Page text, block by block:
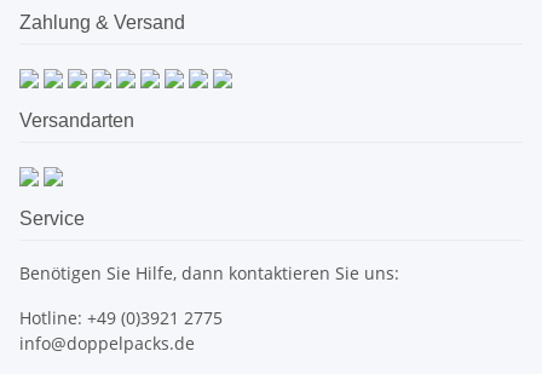
Zahlung & Versand
Versandarten
Service
Benötigen Sie Hilfe, dann kontaktieren Sie uns:
Hotline: +49 (0)3921 2775
info@doppelpacks.de